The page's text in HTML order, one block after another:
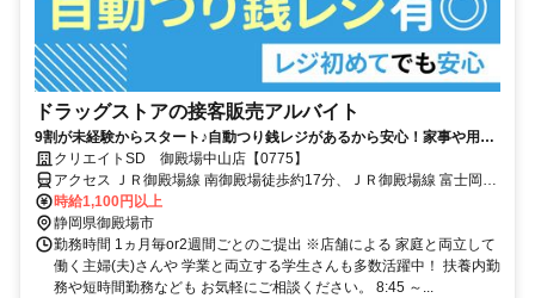
ドラッグストアの接客販売アルバイト
9割が未経験からスタート♪自動つり銭レジがあるから安心！家事や用事
と両立もできる◎うれしい社員割引有
クリエイトSD 御殿場中山店【0775】
アクセス ＪＲ御殿場線 南御殿場徒歩約17分、ＪＲ御殿場線 富士岡徒
歩約19分、ＪＲ御殿場線 御殿場富士山口徒歩約55分
時給1,100円以上
静岡県御殿場市
勤務時間 1ヵ月毎or2週間ごとのご提出 ※店舗による 家庭と両立して
働く主婦(夫)さんや 学業と両立する学生さんも多数活躍中！ 扶養内勤
務や短時間勤務なども お気軽にご相談ください。 8:45 ～...